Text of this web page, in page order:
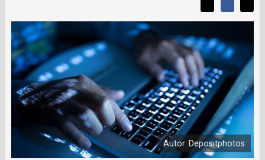
í
s
e
v
á
m
č
l
á
n
e
S
d
í
l
e
t
S
d
l
e
j
t
e
a
a
c
o
d
j
t
n
a
s
Autor: Depositphotos